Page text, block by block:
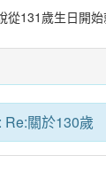
從131歲生日開
Re:關於130歲